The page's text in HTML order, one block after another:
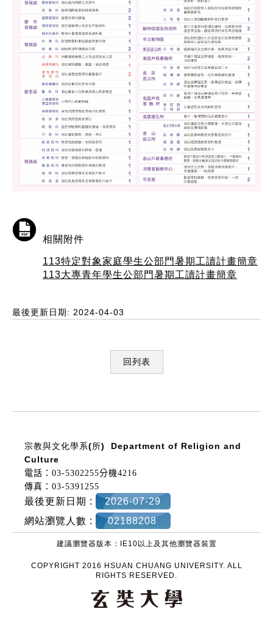
相關附件
113特定對象家庭學生公部門暑期工讀計畫簡章
113大專青年學生公部門暑期工讀計畫簡章
最後更新日期: 2024-04-03
回列表
宗教與文化學系(所) Department of Religion and
Culture
電話：03-5302255分機4216
傳真：03-5391255
最後更新日期 :
2026-07-29
網站瀏覽人數 :
02188208
建議瀏覽器版本：IE10以上及其他瀏覽器裝置
COPYRIGHT 2016 HSUAN CHUANG UNIVERSITY. ALL
RIGHTS RESERVED.